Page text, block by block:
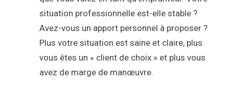
situation professionnelle est-elle stable ?
Avez-vous un apport personnel à proposer ?
Plus votre situation est saine et claire, plus
vous êtes un « client de choix » et plus vous
avez de marge de manœuvre.